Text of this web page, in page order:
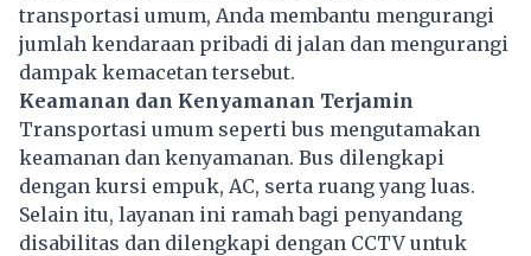
transportasi umum, Anda membantu mengurangi
jumlah kendaraan pribadi di jalan dan mengurangi
dampak kemacetan tersebut.
Keamanan dan Kenyamanan Terjamin
Transportasi umum seperti bus mengutamakan
keamanan dan kenyamanan. Bus dilengkapi
dengan kursi empuk, AC, serta ruang yang luas.
Selain itu, layanan ini ramah bagi penyandang
disabilitas dan dilengkapi dengan CCTV untuk